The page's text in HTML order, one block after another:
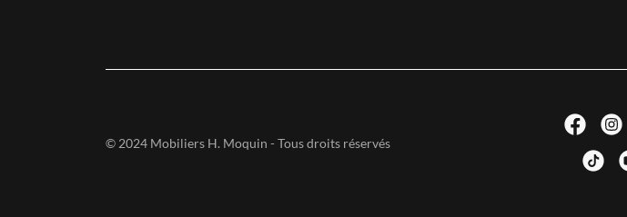
© 2024 Mobiliers H. Moquin - Tous droits réservés